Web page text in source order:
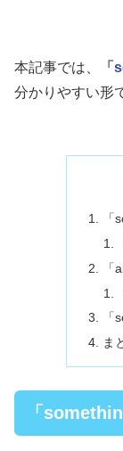
本記事では、 「
分かりやすい形
ま
「